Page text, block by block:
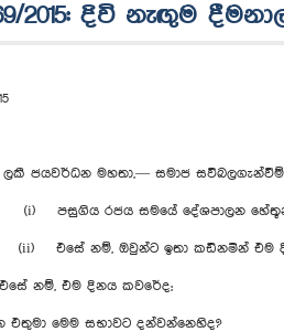
2015: දිවි නැඟුම
ජයවර්ධන මහතා,— සමාජ
පසුගිය රජය සමයේ දේශපාලන හේතූන්
එසේ නම්, ඔවුන්ට ඉතා කඩිනමින් එම
නම්, එම දිනය කවරේද;
එතුමා මෙම සභාවට දන්වන්නෙහිද?